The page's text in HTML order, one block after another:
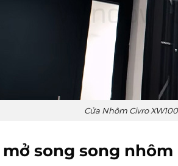
Cửa Nhôm Civro
mở song song nhôm